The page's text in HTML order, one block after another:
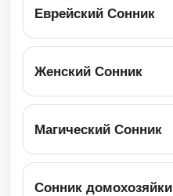
Еврейский Сонник
Женский Сонник
Магический Сонник
Сонник домохозяйки